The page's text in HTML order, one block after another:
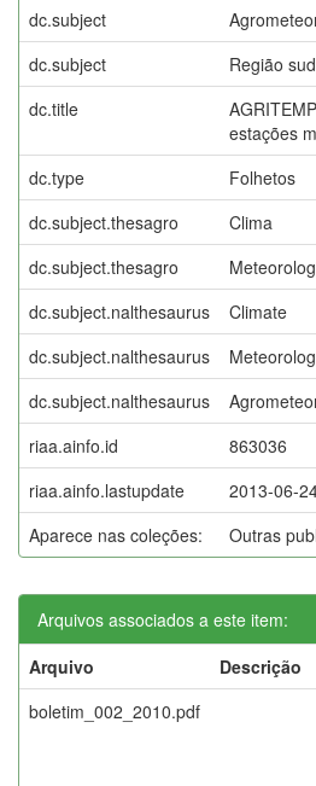
dc.subject
dc.subject
Região
dc.title
estações
dc.type
Folhetos
dc.subject.thesagro
Clima
dc.subject.thesagro
dc.subject.nalthesaurus
Climate
dc.subject.nalthesaurus
dc.subject.nalthesaurus
riaa.ainfo.id
863036
riaa.ainfo.lastupdate
2013-06-
Aparece nas coleções:
Outras
Arquivos associados a este item:
Arquivo
Descrição
boletim_002_2010.pdf